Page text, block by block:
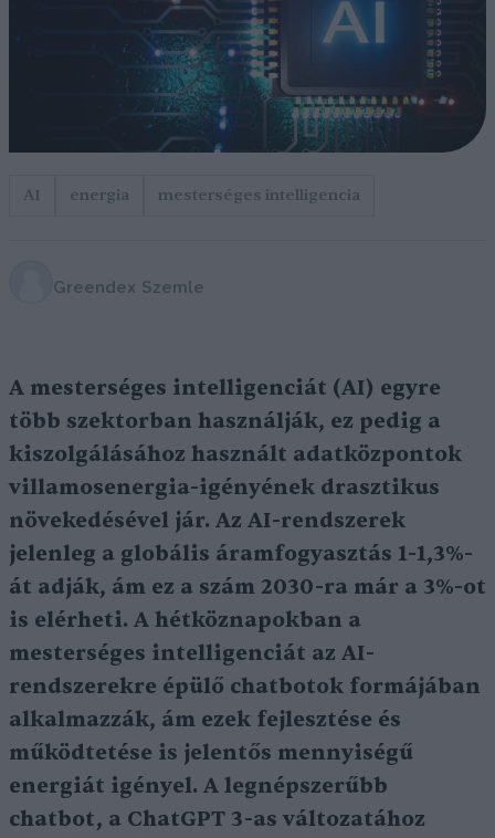
AI energia mesterséges intelligencia
Greendex Szemle
A mesterséges intelligenciát (AI) egyre
több szektorban használják, ez pedig a
kiszolgálásához használt adatközpontok
villamosenergia-igényének drasztikus
növekedésével jár. Az AI-rendszerek
jelenleg a globális áramfogyasztás 1-1,3%-
át adják, ám ez a szám 2030-ra már a 3%-ot
is elérheti. A hétköznapokban a
mesterséges intelligenciát az AI-
rendszerekre épülő chatbotok formájában
alkalmazzák, ám ezek fejlesztése és
működtetése is jelentős mennyiségű
energiát igényel. A legnépszerűbb
chatbot, a ChatGPT 3-as változatához